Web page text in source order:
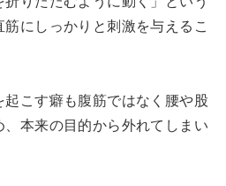
にしっかりと刺激を与えるこ
こす癖も腹筋ではなく腰や股
本来の目的から外れてしまい